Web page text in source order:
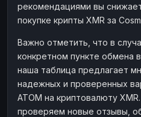
рекомендациями вы
покупке крипты XMR за
Важно отметить, что в
конкретном пункте обмена
наша таблица предлагает
надежных и проверенных
ATOM на криптовалюту
проверяем новые отзывы,